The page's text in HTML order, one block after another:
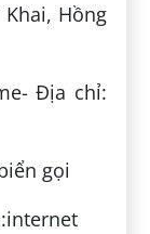
Hồng
Địa chỉ: